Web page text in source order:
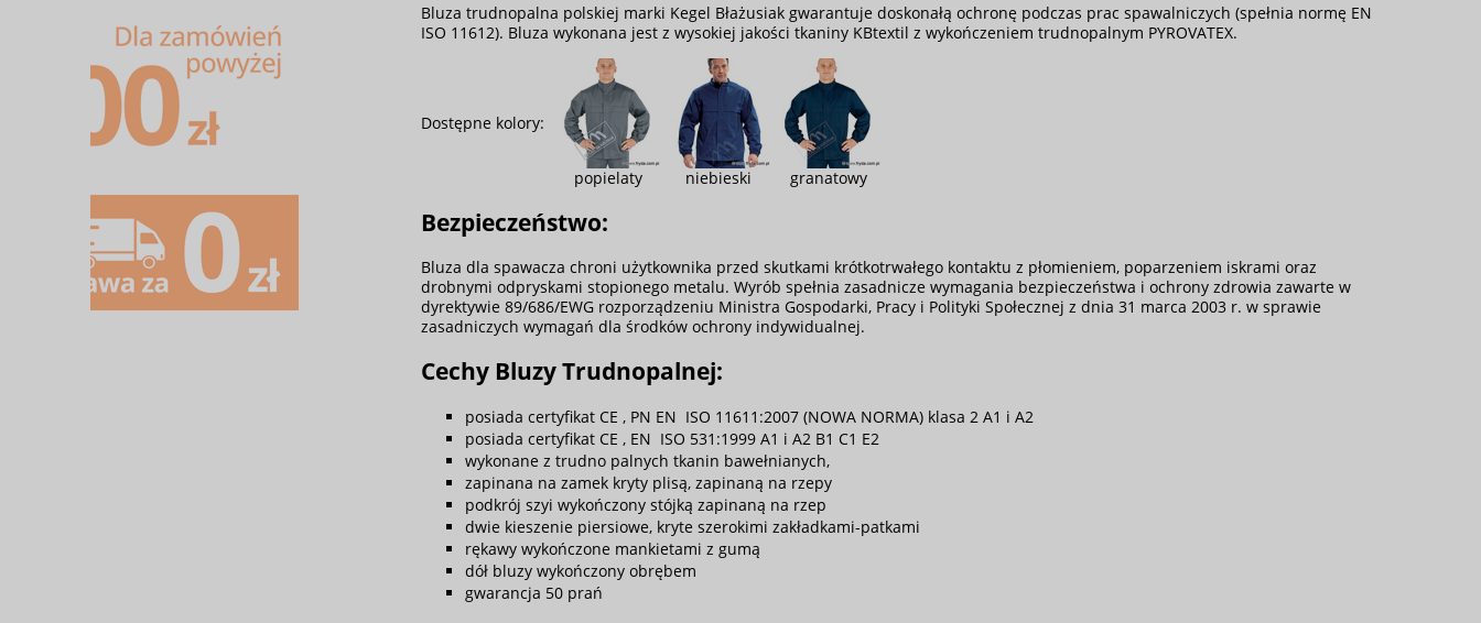
Bluza trudnopalna polskiej marki Kegel Błażusiak gwarantuje doskonałą ochronę podczas prac spawalniczych (spełnia normę EN
ISO 11612). Bluza wykonana jest z wysokiej jakości tkaniny KBtextil z wykończeniem trudnopalnym PYROVATEX.
Dostępne kolory:
popielaty niebieski granatowy
Bezpieczeństwo:
Bluza dla spawacza chroni użytkownika przed skutkami krótkotrwałego kontaktu z płomieniem, poparzeniem iskrami oraz
drobnymi odpryskami stopionego metalu. Wyrób spełnia zasadnicze wymagania bezpieczeństwa i ochrony zdrowia zawarte w
dyrektywie 89/686/EWG rozporządzeniu Ministra Gospodarki, Pracy i Polityki Społecznej z dnia 31 marca 2003 r. w sprawie
zasadniczych wymagań dla środków ochrony indywidualnej.
Cechy Bluzy Trudnopalnej:
posiada certyfikat CE , PN EN ISO 11611:2007 (NOWA NORMA) klasa 2 A1 i A2
posiada certyfikat CE , EN ISO 531:1999 A1 i A2 B1 C1 E2
wykonane z trudno palnych tkanin bawełnianych,
zapinana na zamek kryty plisą, zapinaną na rzepy
podkrój szyi wykończony stójką zapinaną na rzep
dwie kieszenie piersiowe, kryte szerokimi zakładkami-patkami
rękawy wykończone mankietami z gumą
dół bluzy wykończony obrębem
gwarancja 50 prań